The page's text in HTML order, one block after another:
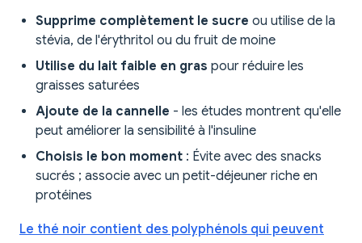
Supprime complètement le sucre ou utilise de la
stévia, de l'érythritol ou du fruit de moine
Utilise du lait faible en gras pour réduire les
graisses saturées
Ajoute de la cannelle - les études montrent qu'elle
peut améliorer la sensibilité à l'insuline
Choisis le bon moment : Évite avec des snacks
sucrés ; associe avec un petit-déjeuner riche en
protéines
Le thé noir contient des polyphénols qui peuvent